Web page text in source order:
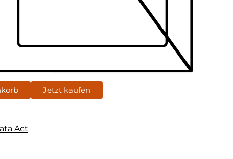
Jetzt kaufen
Act